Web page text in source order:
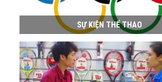
SỰ KIỆN THỂ THAO